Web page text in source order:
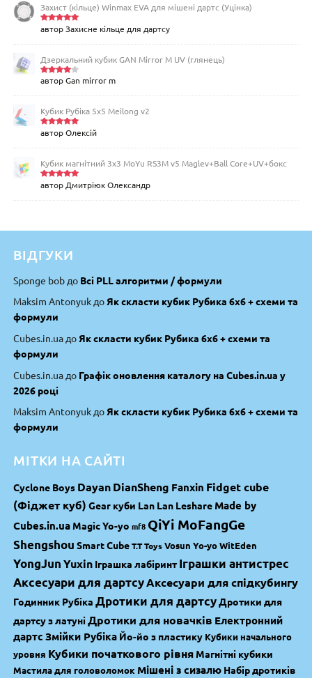
Захист (кільце) Winmax EVA для мішені дартс (Уцінка)
Оцінено
автор Захисне кільце для дартсу
Дзеркальний кубик GAN Mirror M UV (глянець)
Оцінен
5
автор Gan mirror m
Кубик Рубіка 5x5 Meilong v2
Оцінено
автор Олексій
Кубик магнітний 3х3 MoYu RS3M v5 Maglev+Ball Core+UV+бокс
Оцінено
автор Дмитріюк Олександр
ВІДГУКИ
Sponge bob до Всі PLL алгоритми / формули
Maksim Antonyuk до Як скласти кубик Рубика 6х6 + схеми та
формули
Cubes.in.ua до Як скласти кубик Рубика 6х6 + схеми та
формули
Cubes.in.ua до Графік оновлення каталогу на Cubes.in.ua у
2026 році
Maksim Antonyuk до Як скласти кубик Рубика 6х6 + схеми та
формули
МІТКИ НА САЙТІ
Cyclone Boys DayanDianSheng Fanxin Fidget cube
(Фіджет куб) Gear куби Lan Lan Leshare Made by
Cubes.in.ua Magic Yo-yo mf8 QiYi MoFangGe
Shengshou Smart Cube T.T Toys Vosun Yo-yoWitEden
YongJun Yuxin Іграшка лабіринт Іграшки антистрес
Аксесуари для дартсуАксесуари для спідкубингу
Годинник Рубіка Дротики для дартсуДротики для
дартсу з латуніДротики для новачків Електронний
дартс Змійки Рубіка Йо-йо з пластику Кубики начального
уровня Кубики початкового рівня Магнітні кубики
Мастила для головоломок Мішені з сизалю Набір дротиків